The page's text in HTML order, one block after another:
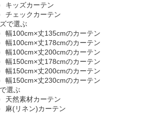
キッズカーテン
チェックカーテン
で選ぶ
幅100cm×丈135cmのカーテン
幅100cm×丈178cmのカーテン
幅100cm×丈200cmのカーテン
幅150cm×丈178cmのカーテン
幅150cm×丈200cmのカーテン
幅150cm×丈230cmのカーテン
選ぶ
天然素材カーテン
麻(リネン)カーテン